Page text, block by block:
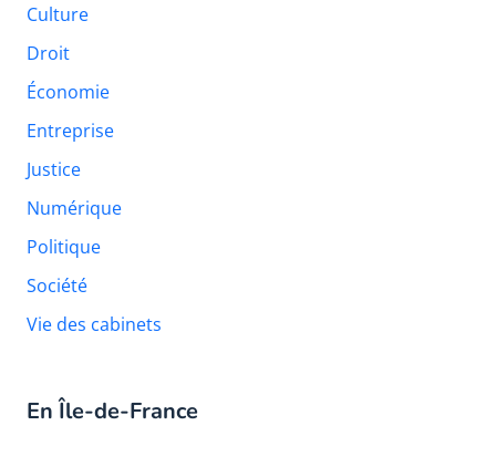
Culture
Droit
Économie
Entreprise
Justice
Numérique
Politique
Société
Vie des cabinets
En Île-de-France